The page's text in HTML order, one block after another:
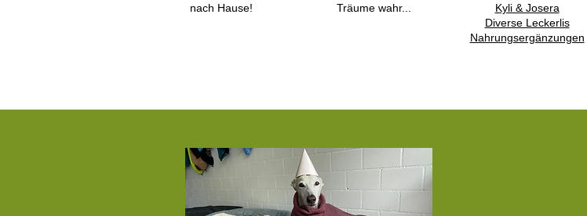
nach Hause!
Träume wahr...
Kyli & Josera
Diverse Leckerlis
Nahrungsergänzungen